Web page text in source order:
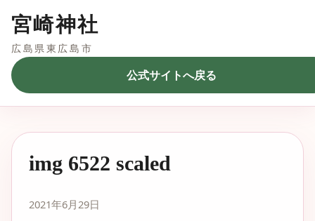
宮崎神社
広島県東広島市
公式サイトへ戻る
img 6522 scaled
2021年6月29日